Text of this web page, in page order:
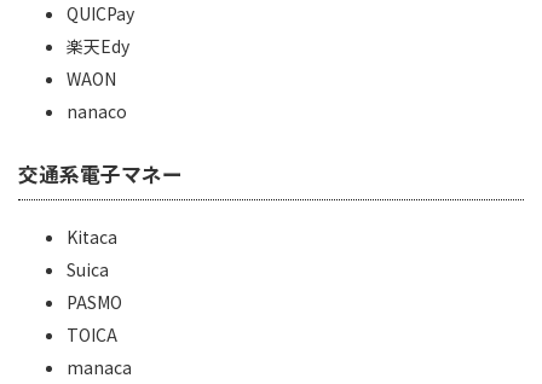
QUICPay
楽天Edy
WAON
nanaco
交通系電子マネー
Kitaca
Suica
PASMO
TOICA
manaca